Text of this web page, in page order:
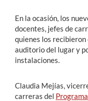
En la ocasión, los
docentes, jefes de
quienes los recibieron
auditorio del lugar y
instalaciones.
Claudia Mejías,
carreras del